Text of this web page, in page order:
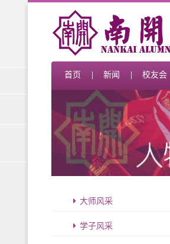
首页 新闻 校友会
大师风采
学子风采